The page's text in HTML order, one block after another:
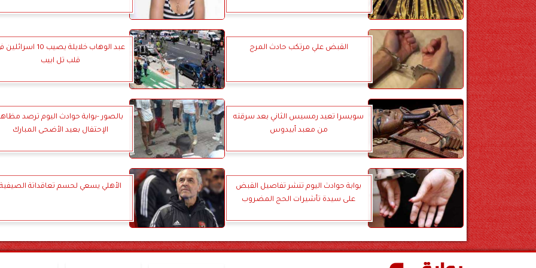
القبض علي مرتكب حادث المرج
عبد الوهاب خلايلة يصيب 10
قلب تل ابيب
سويسرا تعيد رمسيس الثاني بعد سرقته
من معبد أبيدوس
بالصور -بوابة حوادث اليوم ترصد
الإحتفال بعيد الأضحى المبارك
بوابة حوادث اليوم تنشر تفاصيل القبض
على سيدة تأشيرات الحج المضروب
الأهلي يسعي لحسم تعاقداتة